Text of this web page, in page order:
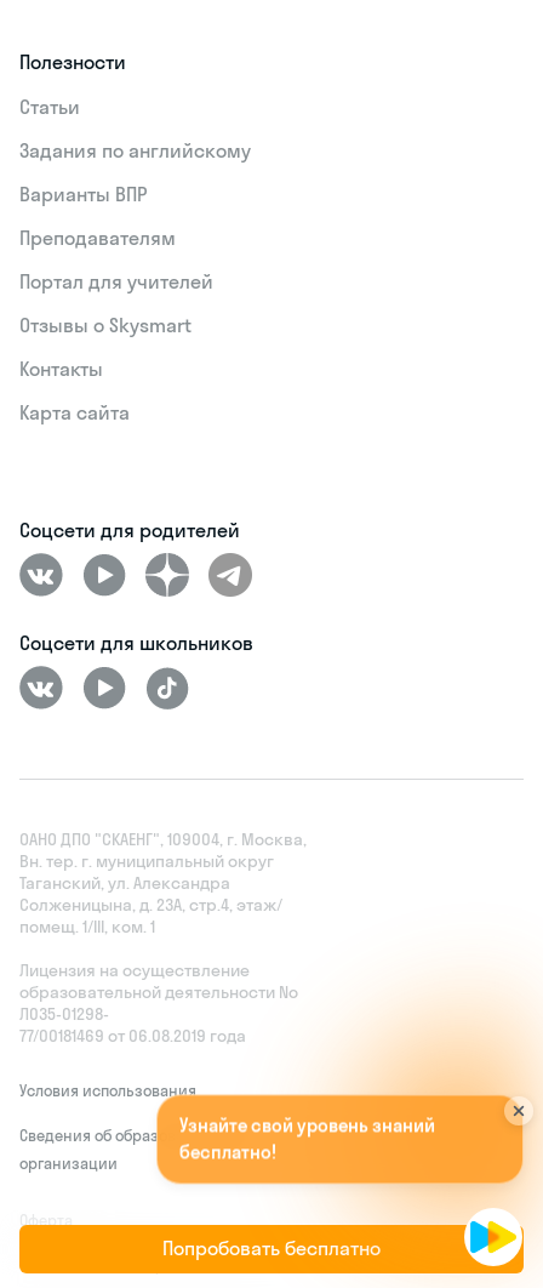
Попробовать бесплатно
Полезности
Статьи
Задания по английскому
Варианты ВПР
Преподавателям
Портал для учителей
Отзывы о Skysmart
Контакты
Карта сайта
Соцсети для родителей
Соцсети для школьников
ОАНО ДПО "СКАЕНГ", 109004, г. Москва,
Вн. тер. г. муниципальный округ
Таганский, ул. Александра
Солженицына, д. 23А, стр.4, этаж/
помещ. 1/III, ком. 1
Лицензия на осуществление
образовательной деятельности No
Л035‑01298-
77/00181469 от 06.08.2019 года
Условия использования
Сведения об образовательной
организации
Оферта
Соглашение о конфиденциальности
Узнайтесвойуровеньзнаний
бесплатно!А попромокодуOR
мы даримд